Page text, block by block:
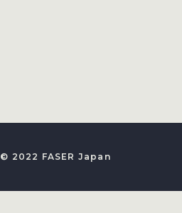
© 2022 FASER Japan